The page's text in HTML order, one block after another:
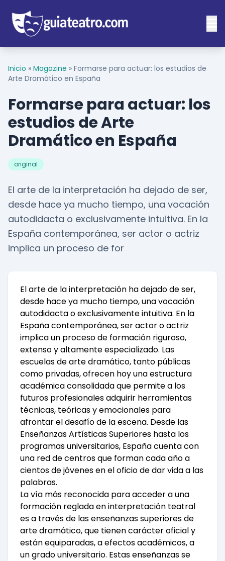
Inicio » Magazine » Formarse para actuar: los estudios de
Arte Dramático en España
Formarse para actuar: los
estudios de Arte
Dramático en España
original
El arte de la interpretación ha dejado de ser,
desde hace ya mucho tiempo, una vocación
autodidacta o exclusivamente intuitiva. En la
España contemporánea, ser actor o actriz
implica un proceso de for
El arte de la interpretación ha dejado de ser,
desde hace ya mucho tiempo, una vocación
autodidacta o exclusivamente intuitiva. En la
España contemporánea, ser actor o actriz
implica un proceso de formación riguroso,
extenso y altamente especializado. Las
escuelas de arte dramático, tanto públicas
como privadas, ofrecen hoy una estructura
académica consolidada que permite a los
futuros profesionales adquirir herramientas
técnicas, teóricas y emocionales para
afrontar el desafío de la escena. Desde las
Enseñanzas Artísticas Superiores hasta los
programas universitarios, España cuenta con
una red de centros que forman cada año a
cientos de jóvenes en el oficio de dar vida a las
palabras.
La vía más reconocida para acceder a una
formación reglada en interpretación teatral
es a través de las enseñanzas superiores de
arte dramático, que tienen carácter oficial y
están equiparadas, a efectos académicos, a
un grado universitario. Estas enseñanzas se